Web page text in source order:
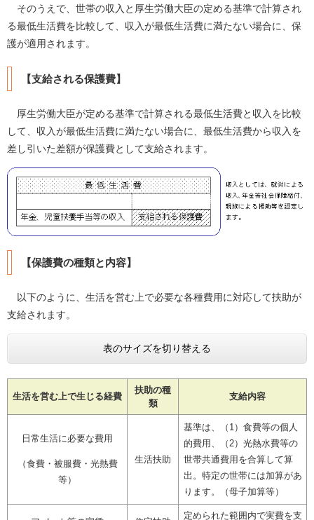
そのうえで、世帯の収入と厚生労働大臣の定める基準で計算され
る最低生活費を比較して、収入が最低生活費に満たない場合に、保
護が適用されます。
【支給される保護費】
厚生労働大臣が定める基準で計算される最低生活費と収入を比較
して、収入が最低生活費に満たない場合に、最低生活費から収入を
差し引いた差額が保護費として支給されます。
【保護費の種類と内容】
以下のように、生活を営む上で必要な各種費用に対応して扶助が
支給されます。
表のサイズを切り替える
生活を営む上で生じる経費
扶助の種
類
支給内容
日常生活に必要な費用
（食費・被服費・光熱費
等）
生活扶助
基準は、（1）食費等の個人
的費用、（2）光熱水費等の
世帯共通費用を合算して算
出。特定の世帯には加算があ
ります。（母子加算等）
定められた範囲内で実費を支